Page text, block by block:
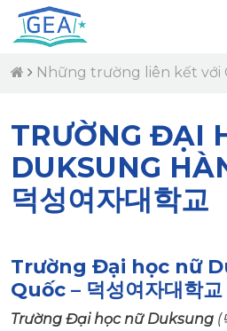
Những trường liên kết với
TRƯỜNG ĐẠI
DUKSUNG
덕성여자대학교
Trường Đại học nữ
Quốc – 덕성여자대학교
Trường Đại học nữ Duksung (